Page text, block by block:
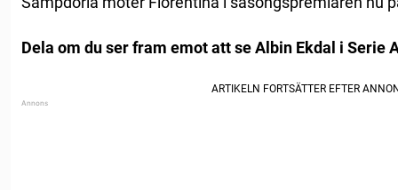
Dela om du ser fram emot att se Albin Ekdal i Serie